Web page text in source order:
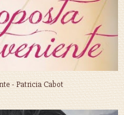
- Patricia Cabot